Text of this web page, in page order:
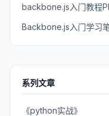
backbone.js入门教程
Backbone.js入门学习
系列文章
《python实战》